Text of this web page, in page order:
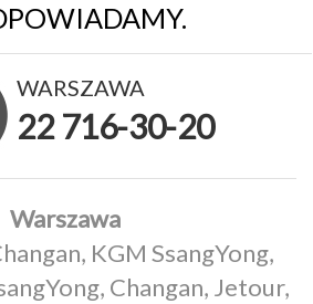
WARSZAWA
22 716-30-20
Warszawa
KGM SsangYong,
Changan, Jetour,